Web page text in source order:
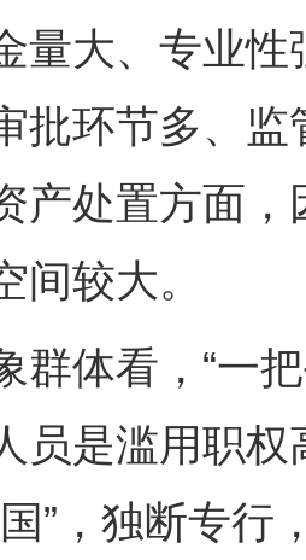
量大、专业
批环节多、
产处置方面
间较大。
体看，“一把
员是滥用职权
”，独断专